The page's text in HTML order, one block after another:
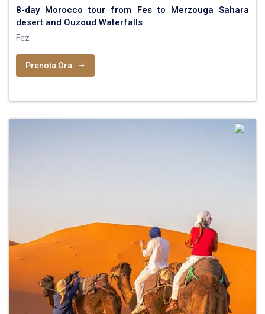
8-day Morocco tour from Fes to Merzouga Sahara
desert and Ouzoud Waterfalls
Fez
Prenota Ora